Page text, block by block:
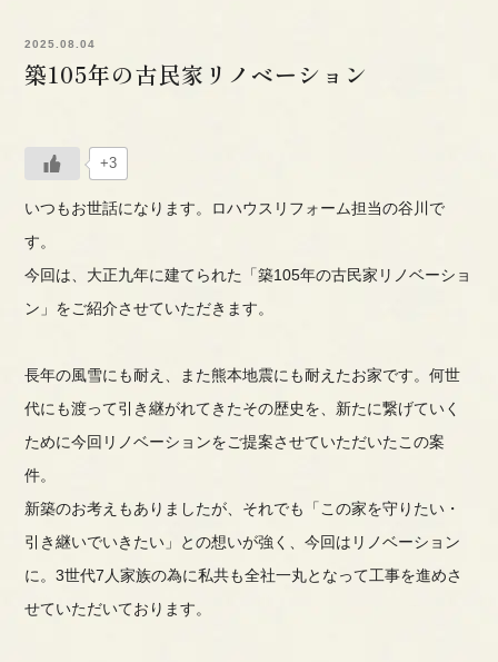
2025.08.04
築105年の古民家リノベーション
+3
いつもお世話になります。ロハウスリフォーム担当の谷川で
す。
今回は、大正九年に建てられた「築105年の古民家リノベーショ
ン」をご紹介させていただきます。
長年の風雪にも耐え、また熊本地震にも耐えたお家です。何世
代にも渡って引き継がれてきたその歴史を、新たに繋げていく
ために今回リノベーションをご提案させていただいたこの案
件。
新築のお考えもありましたが、それでも「この家を守りたい・
引き継いでいきたい」との想いが強く、今回はリノベーション
に。3世代7人家族の為に私共も全社一丸となって工事を進めさ
せていただいております。